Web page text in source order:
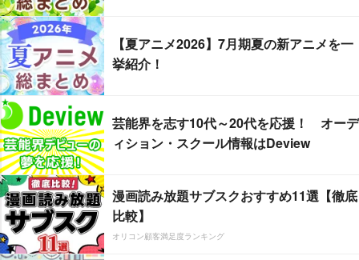
【夏アニメ2026】7月期夏の新アニメを一
挙紹介！
芸能界を志す10代～20代を応援！ オーデ
ィション・スクール情報はDeview
漫画読み放題サブスクおすすめ11選【徹底
比較】
オリコン顧客満足度ランキング